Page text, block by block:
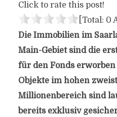
Click to rate this post!
[Total: 0
Die Immobilien im
Main-Gebiet sind die
für den Fonds
Objekte im hohen
Millionenbereich sind
bereits exklusiv